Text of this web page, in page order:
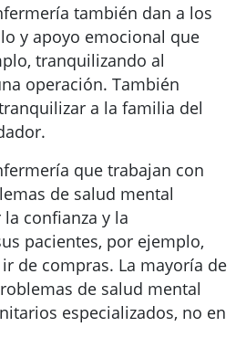
también dan a los
y apoyo emocional que
tranquilizando al
operación. También
a la familia del
que trabajan con
de salud mental
confianza y la
pacientes, por ejemplo,
de compras. La mayoría de
de salud mental
especializados, no en